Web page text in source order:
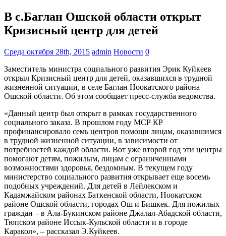
В с.Баглан Ошской области открыт
Кризисный центр для детей
Среда октября 28th, 2015 admin Новости 0
Заместитель министра социального развития Эрик Куйкеев
открыл Кризисный центр для детей, оказавшихся в трудной
жизненной ситуации, в селе Баглан Ноокатского района
Ошской области. Об этом сообщает пресс-служба ведомства.
«Данный центр был открыт в рамках государственного
социального заказа. В прошлом году МСР КР
профинансировало семь центров помощи лицам, оказавшимся
в трудной жизненной ситуации, в зависимости от
потребностей каждой области. Вот уже второй год эти центры
помогают детям, пожилым, лицам с ограниченными
возможностями здоровья, бездомным. В текущем году
министерство социального развития открывает еще восемь
подобных учреждений. Для детей в Лейлекском и
Кадамжайском районах Баткенской области, Ноокатском
районе Ошской области, городах Ош и Бишкек. Для пожилых
граждан – в Ала-Букинском районе Джалал-Абадской области,
Тюпском районе Иссык-Кульской области и в городе
Каракол», – рассказал Э.Куйкеев.